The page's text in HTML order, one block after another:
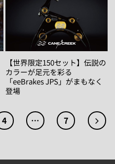
【世界限定150セット】伝説の
カラーが足元を彩る
「eeBrakes JPS」がまもなく
登場
4 … 7